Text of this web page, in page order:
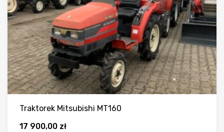
Traktorek Mitsubishi MT160
17 900,00 zł